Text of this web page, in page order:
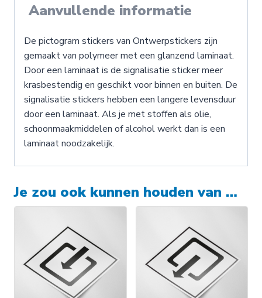
Aanvullende informatie
De pictogram stickers van Ontwerpstickers zijn
gemaakt van polymeer met een glanzend laminaat.
Door een laminaat is de signalisatie sticker meer
krasbestendig en geschikt voor binnen en buiten. De
signalisatie stickers hebben een langere levensduur
door een laminaat. Als je met stoffen als olie,
schoonmaakmiddelen of alcohol werkt dan is een
laminaat noodzakelijk.
Je zou ook kunnen houden van …